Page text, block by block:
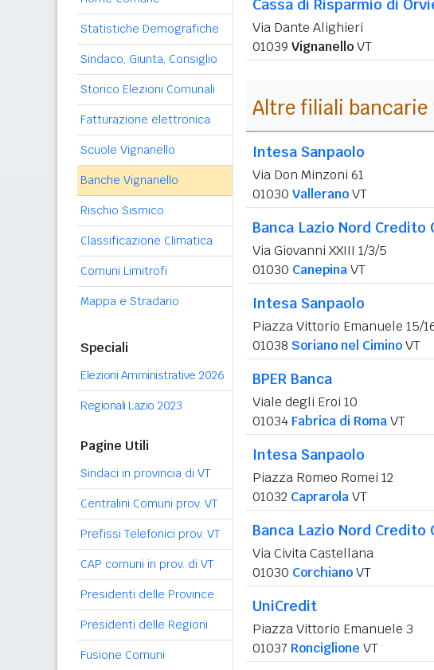
Statistiche Demografiche
Sindaco, Giunta, Consiglio
Storico Elezioni Comunali
Fatturazione elettronica
Scuole Vignanello
Banche Vignanello
Rischio Sismico
Classificazione Climatica
Comuni Limitrofi
Mappa e Stradario
Speciali
Elezioni Amministrative 2026
Regionali Lazio 2023
Pagine Utili
Sindaci in provincia di VT
Centralini Comuni prov. VT
Prefissi Telefonici prov. VT
CAP comuni in prov. di VT
Presidenti delle Province
Presidenti delle Regioni
Fusione Comuni
Cassa di Risparmio di
Via Dante Alighieri
01039 VignanelloVT
Altre filiali
Intesa Sanpaolo
Via Don Minzoni 61
01030 ValleranoVT
Banca Lazio Nord Credito
Via Giovanni XXIII 1/3/5
01030 CanepinaVT
Intesa Sanpaolo
Piazza Vittorio Emanuele 15/
01038 Soriano nel CiminoVT
BPER Banca
Viale degli Eroi 10
01034 Fabrica di RomaVT
Intesa Sanpaolo
Piazza Romeo Romei 12
01032 CaprarolaVT
Banca Lazio Nord Credito
Via Civita Castellana
01030 CorchianoVT
UniCredit
Piazza Vittorio Emanuele 3
01037 Ronciglione VT